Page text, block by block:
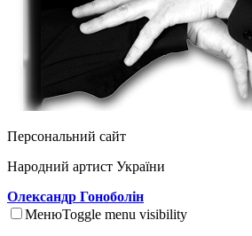
Персональний сайт
Народний артист України
Олександр Гоноболін
МенюToggle menu visibility